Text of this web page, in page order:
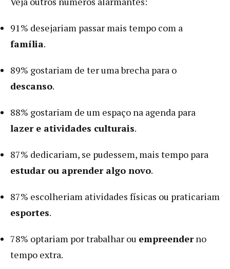
91% desejariam passar mais tempo com a
família.
89% gostariam de ter uma brecha para o
descanso.
88% gostariam de um espaço na agenda para
lazer e atividades culturais.
87% dedicariam, se pudessem, mais tempo para
estudar ou aprender algo novo.
87% escolheriam atividades físicas ou praticariam
esportes.
78% optariam por trabalhar ou empreenderno
tempo extra.